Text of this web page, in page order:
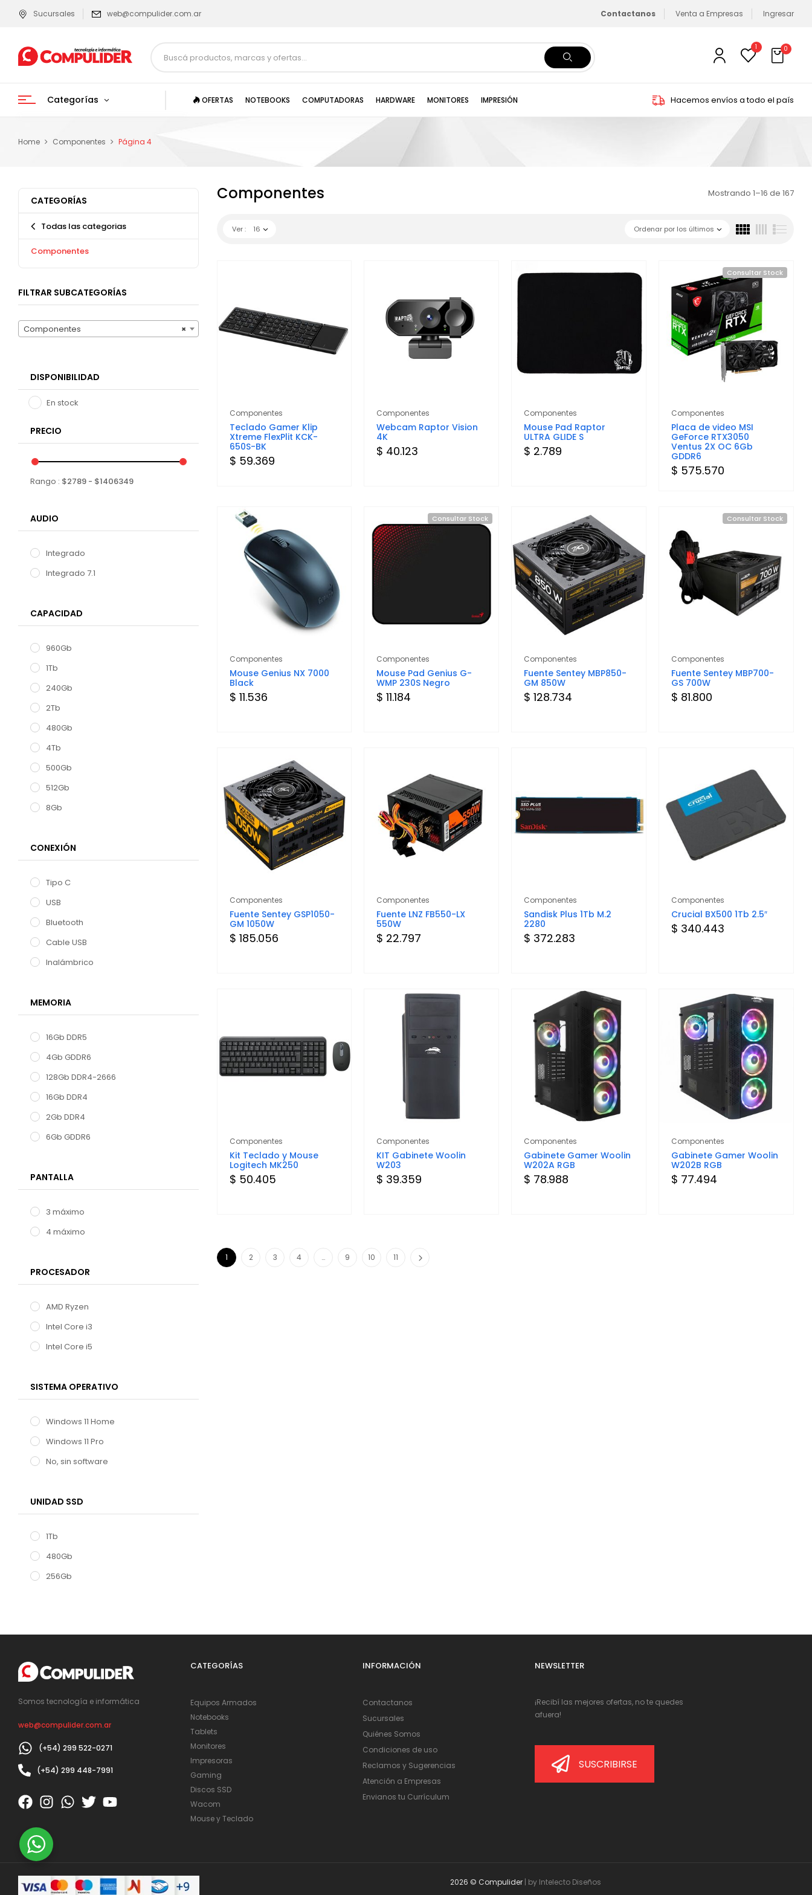
Sucursales web@compulider.com.ar Contactanos Venta a Empresas Ingresar
1 0
Categorías OFERTAS NOTEBOOKS COMPUTADORAS HARDWARE MONITORES IMPRESIÓN Hacemos envíos a todo el país
Home Componentes Página 4
CATEGORÍAS
Todas las categorias
Componentes
FILTRAR SUBCATEGORÍAS
×
Componentes
DISPONIBILIDAD
En stock
PRECIO
Rango : $2789 - $1406349
AUDIO
Integrado
Integrado 7.1
CAPACIDAD
960Gb
1Tb
240Gb
2Tb
480Gb
4Tb
500Gb
512Gb
8Gb
CONEXIÓN
Tipo C
USB
Bluetooth
Cable USB
Inalámbrico
MEMORIA
16Gb DDR5
4Gb GDDR6
128Gb DDR4-2666
16Gb DDR4
2Gb DDR4
6Gb GDDR6
PANTALLA
3 máximo
4 máximo
PROCESADOR
AMD Ryzen
Intel Core i3
Intel Core i5
SISTEMA OPERATIVO
Windows 11 Home
Windows 11 Pro
No, sin software
UNIDAD SSD
1Tb
480Gb
256Gb
Componentes Mostrando 1–16 de 167
Ordenar por los últimos
Ver : 16
Componentes
Teclado Gamer Klip
Xtreme FlexPlit KCK-
650S-BK
$ 59.369
Componentes
Webcam Raptor Vision
4K
$ 40.123
Componentes
Mouse Pad Raptor
ULTRA GLIDE S
$ 2.789
Consultar Stock
Componentes
Placa de video MSI
GeForce RTX3050
Ventus 2X OC 6Gb
GDDR6
$ 575.570
Componentes
Mouse Genius NX 7000
Black
$ 11.536
Consultar Stock
Componentes
Mouse Pad Genius G-
WMP 230S Negro
$ 11.184
Componentes
Fuente Sentey MBP850-
GM 850W
$ 128.734
Consultar Stock
Componentes
Fuente Sentey MBP700-
GS 700W
$ 81.800
Componentes
Fuente Sentey GSP1050-
GM 1050W
$ 185.056
Componentes
Fuente LNZ FB550-LX
550W
$ 22.797
Componentes
Sandisk Plus 1Tb M.2
2280
$ 372.283
Componentes
Crucial BX500 1Tb 2.5″
$ 340.443
Componentes
Kit Teclado y Mouse
Logitech MK250
$ 50.405
Componentes
KIT Gabinete Woolin
W203
$ 39.359
Componentes
Gabinete Gamer Woolin
W202A RGB
$ 78.988
Componentes
Gabinete Gamer Woolin
W202B RGB
$ 77.494
1 2 3 4 … 9 10 11
Somos tecnología e informática
web@compulider.com.ar
(+54) 299 522-0271
(+54) 299 448-7991
CATEGORÍAS
Equipos Armados
Notebooks
Tablets
Monitores
Impresoras
Gaming
Discos SSD
Wacom
Mouse y Teclado
INFORMACIÓN
Contactanos
Sucursales
Quiénes Somos
Condiciones de uso
Reclamos y Sugerencias
Atención a Empresas
Envianos tu Currículum
NEWSLETTER
¡Recibí las mejores ofertas, no te quedes
afuera!
SUSCRIBIRSE
2026 © Compulider | by Intelecto Diseños